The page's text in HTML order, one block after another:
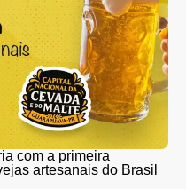
com a primeira
artesanais do Brasil